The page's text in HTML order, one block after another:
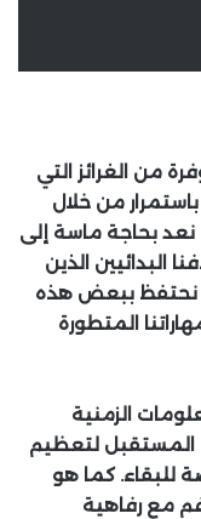
من الغرائز التي
من خلال
نعد بحاجة ماسة إلى
البدائيين الذين
نحتفظ ببعض هذه
المتطورة
الزمنية
لتعظيم
كما هو
مع رفاهية